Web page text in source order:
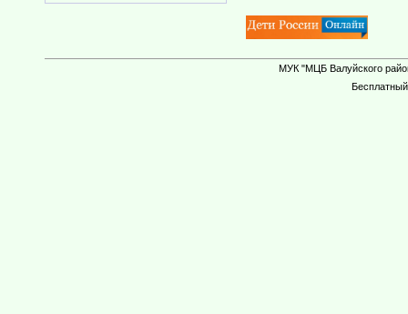
МУК "МЦБ Валуйского